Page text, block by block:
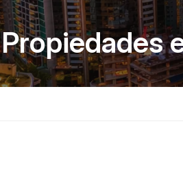
Propiedades